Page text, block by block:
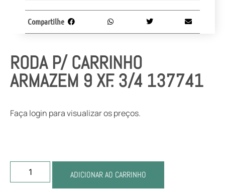
RODA P/ CARRINHO
ARMAZEM 9 XF. 3/4 137741
Faça login para visualizar os preços.
ADICIONAR AO CARRINHO
Compartilhe